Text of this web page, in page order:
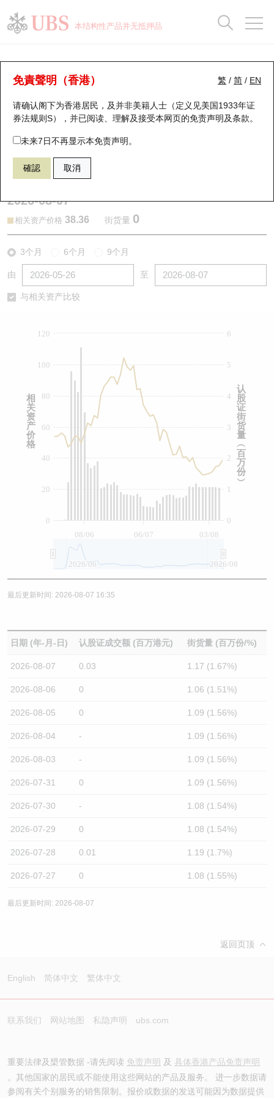
本结构性产品并无抵押品
繁 / 简 / EN
免責聲明（香港）
请确认阁下为香港居民，及并非美籍人士（定义见美国1933年证
券法规则S），并已阅读、理解及接受本网页的免责声明及条款。
未来7日不再显示本免责声明。
確認 取消
认股证分析仪
表现 街货统计 比较
29594 瑞银认购 1888 建滔积层板
2026-08-07
相关资产价格 38.36 街货量 0
3个月 6个月 9个月
由 至
与相关资产比较
08/06 06/07 03/08
0
1
2
3
4
5
6
0
20
40
60
80
100
120
2026/06 2026/08
认
股
证
街
货
量
︵
百
万
份
︶
相
关
资
产
价
格
最后更新时间: 2026-08-07 16:35
日期 (年-月-日) 认股证成交额 (百万港元) 街货量 (百万份/%)
2026-08-07 0.03 1.17 (1.67%)
2026-08-06 0 1.06 (1.51%)
2026-08-05 0 1.09 (1.56%)
2026-08-04 - 1.09 (1.56%)
2026-08-03 - 1.09 (1.56%)
2026-07-31 0 1.09 (1.56%)
2026-07-30 - 1.08 (1.54%)
2026-07-29 0 1.08 (1.54%)
2026-07-28 0.01 1.19 (1.7%)
2026-07-27 0 1.08 (1.55%)
最后更新时间: 2026-08-07
返回页顶
English 简体中文 繁体中文
联系我们 网站地图 私隐声明 ubs.com
重要法律及槼管数据 -请先阅读 免责声明 及 具体香港产品免责声明
。其他国家的居民或不能使用这些网站的产品及服务。 进一步数据请
参阅有关个别服务的销售限制。报价或数据的发送可能因为数据提供
瑞银认股证一览
新发行瑞银认股证
即将到期认股证
认股证到期结算价查找
认股证分析仪
认股证/牛熊证日志
街货统计
比较
牛熊全景快搜
牛熊证搜寻
牛熊证街货分布图
正股牛熊证列表
新发行瑞银牛熊证
牛熊证到期结算价查找
牛熊证文件及公告
牛熊证文件及公告 (瑞信)
街货统计
比较
十大升幅/跌幅
十大认股证成交分布
十天股证占大市成交
资金流
街货统计
正股分析仪
二十大活跃股份
恒指成份股
国指成份股
科指成份股
中资ETFs溢价比较
收市竞价变化
持股比重
显示所有持股比重
每月轮证大市专题
轮证专栏
讲座及教育短片
认股证投资者教育
牛熊证投资者教育